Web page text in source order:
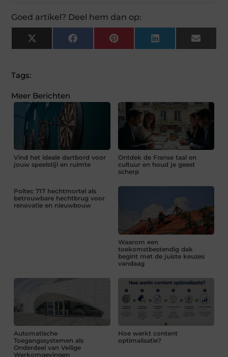
Goed artikel? Deel hem dan op:
X
(Twitter)
Facebook Pinterest LinkedIn Email
Tags:
Meer Berichten
Vind het ideale dartbord voor
jouw speelstijl en ruimte
Ontdek de Franse taal en
cultuur en houd je geest
scherp
Poltec 717 hechtmortel als
betrouwbare hechtbrug voor
renovatie en nieuwbouw
Waarom een
toekomstbestendig dak
begint met de juiste keuzes
vandaag
Automatische
Toegangssystemen als
Onderdeel van Veilige
Werkomgevingen
Hoe werkt content
optimalisatie?